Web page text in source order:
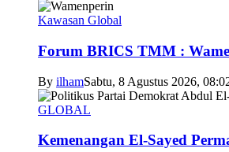
Kawasan Global
Forum BRICS TMM :
By ilhamSabtu, 8 Agustus 2026,
GLOBAL
Kemenangan El-Sayed